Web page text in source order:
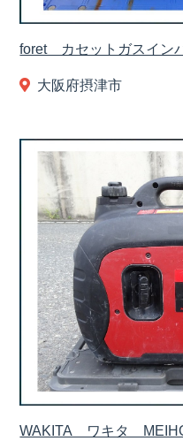
foret カセットガスイン
大阪府摂津市
WAKITA ワキタ